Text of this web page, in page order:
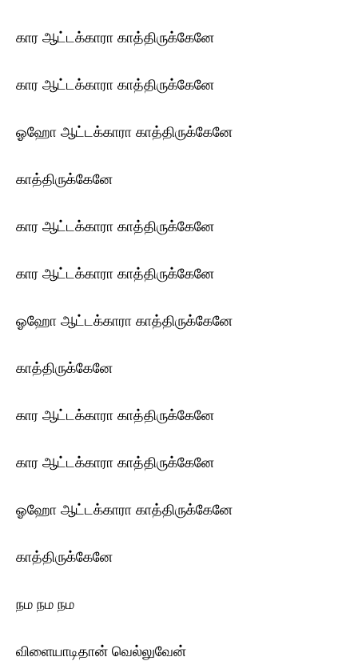
கார ஆட்டக்காரா காத்திருக்கேனே
கார ஆட்டக்காரா காத்திருக்கேனே
ஓஹோ ஆட்டக்காரா காத்திருக்கேனே
காத்திருக்கேனே
கார ஆட்டக்காரா காத்திருக்கேனே
கார ஆட்டக்காரா காத்திருக்கேனே
ஓஹோ ஆட்டக்காரா காத்திருக்கேனே
காத்திருக்கேனே
கார ஆட்டக்காரா காத்திருக்கேனே
கார ஆட்டக்காரா காத்திருக்கேனே
ஓஹோ ஆட்டக்காரா காத்திருக்கேனே
காத்திருக்கேனே
நம நம நம
விளையாடிதான் வெல்லுவேன்